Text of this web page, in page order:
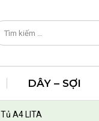
DÂY – SỢI
Tủ A4 LITA